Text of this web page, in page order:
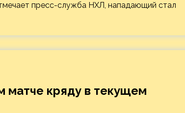
пресс-служба НХЛ, нападающий стал
матче кряду в текущем